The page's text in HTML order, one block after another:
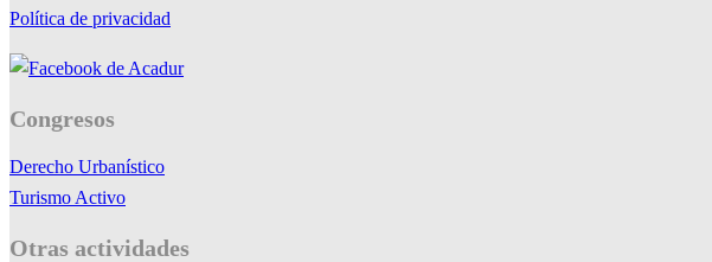
Política de privacidad
Congresos
Derecho Urbanístico
Turismo Activo
Otras actividades